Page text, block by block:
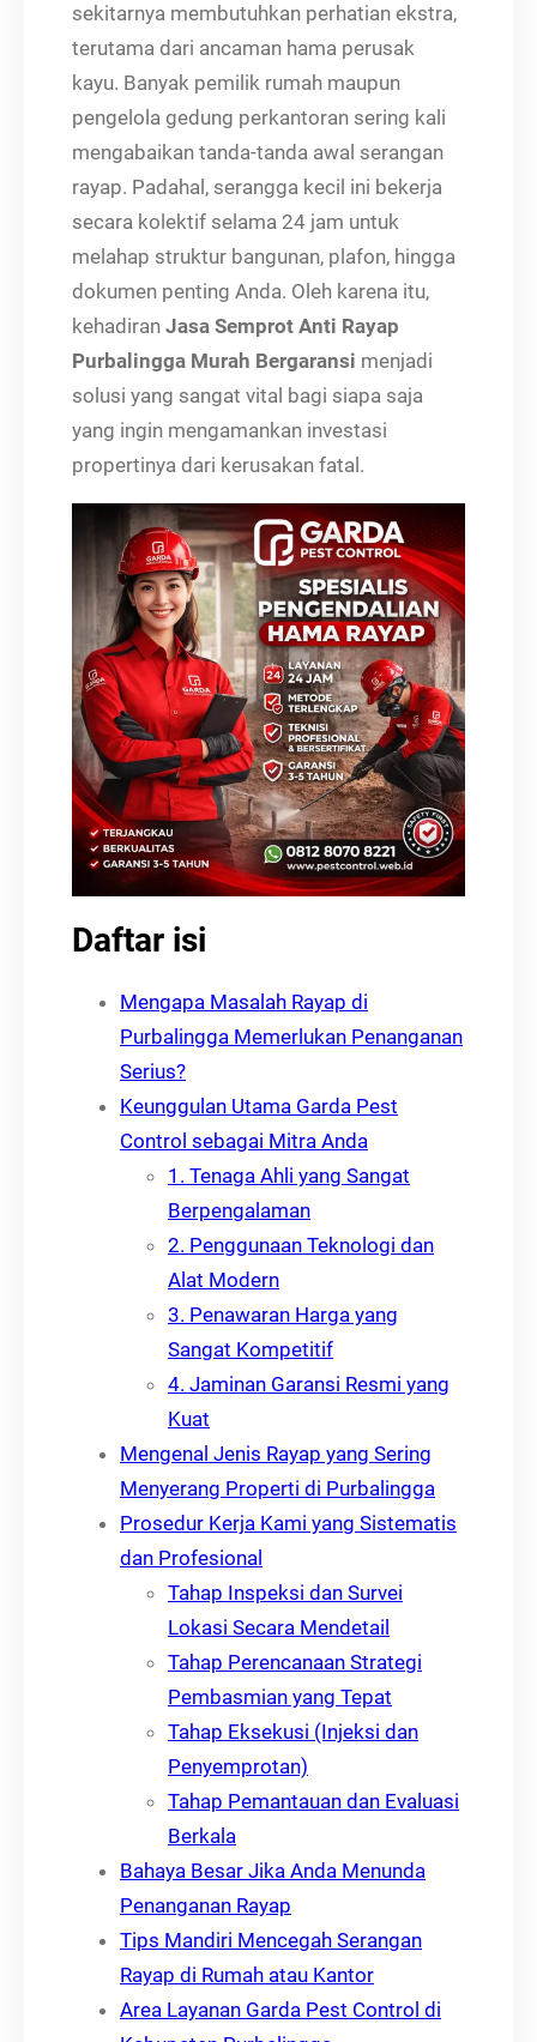
sekitarnya membutuhkan perhatian ekstra,
terutama dari ancaman hama perusak
kayu. Banyak pemilik rumah maupun
pengelola gedung perkantoran sering kali
mengabaikan tanda-tanda awal serangan
rayap. Padahal, serangga kecil ini bekerja
secara kolektif selama 24 jam untuk
melahap struktur bangunan, plafon, hingga
dokumen penting Anda. Oleh karena itu,
kehadiran Jasa Semprot Anti Rayap
Purbalingga Murah Bergaransi menjadi
solusi yang sangat vital bagi siapa saja
yang ingin mengamankan investasi
propertinya dari kerusakan fatal.
Daftar isi
Mengapa Masalah Rayap di
Purbalingga Memerlukan Penanganan
Serius?
Keunggulan Utama Garda Pest
Control sebagai Mitra Anda
1. Tenaga Ahli yang Sangat
Berpengalaman
2. Penggunaan Teknologi dan
Alat Modern
3. Penawaran Harga yang
Sangat Kompetitif
4. Jaminan Garansi Resmi yang
Kuat
Mengenal Jenis Rayap yang Sering
Menyerang Properti di Purbalingga
Prosedur Kerja Kami yang Sistematis
dan Profesional
Tahap Inspeksi dan Survei
Lokasi Secara Mendetail
Tahap Perencanaan Strategi
Pembasmian yang Tepat
Tahap Eksekusi (Injeksi dan
Penyemprotan)
Tahap Pemantauan dan Evaluasi
Berkala
Bahaya Besar Jika Anda Menunda
Penanganan Rayap
Tips Mandiri Mencegah Serangan
Rayap di Rumah atau Kantor
Area Layanan Garda Pest Control di